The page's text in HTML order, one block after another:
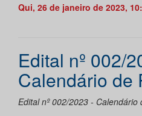
Qui, 26 de janeiro de 2023,
Edital nº 002/
Calendário de
Edital nº 002/2023 - Calendário